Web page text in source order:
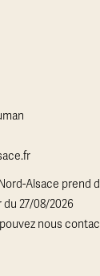
Alsace prend
27/08/2026
nous